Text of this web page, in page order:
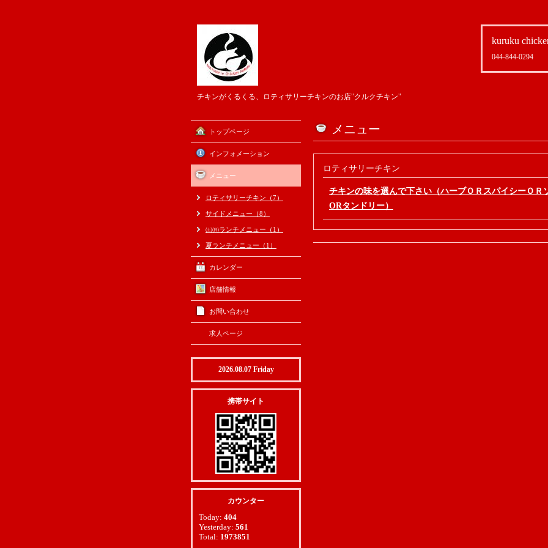
kuruku
044-844-0294
チキンがくるくる、ロティサリーチキンのお店"クルクチキン"
メニュー
ロティサリーチキン
チキンの味を選んで下さい（ハーブＯＲスパイシーＯＲ
ORタンドリー）
トップページ
インフォメーション
メニュー
ロティサリーチキン（7）
サイドメニュー（8）
㈯㈰ランチメニュー（1）
夏ランチメニュー（1）
カレンダー
店舗情報
お問い合わせ
求人ページ
2026.08.07 Friday
携帯サイト
カウンター
Today: 404
Yesterday: 561
Total: 1973851